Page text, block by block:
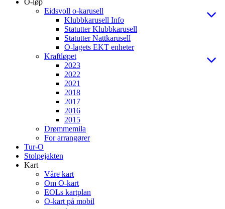
O-løp
Eidsvoll o-karusell
Klubbkarusell Info
Statutter Klubbkarusell
Statutter Nattkarusell
O-lagets EKT enheter
Kraftløpet
2023
2022
2021
2018
2017
2016
2015
Drømmemila
For arrangører
Tur-O
Stolpejakten
Kart
Våre kart
Om O-kart
EOLs kartplan
O-kart på mobil